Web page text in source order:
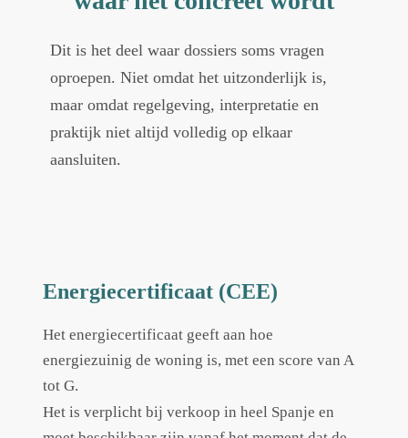
Dit is het deel waar dossiers soms vragen
oproepen. Niet omdat het uitzonderlijk is,
maar omdat regelgeving, interpretatie en
praktijk niet altijd volledig op elkaar
aansluiten.
Energiecertificaat (CEE)
Het energiecertificaat geeft aan hoe
energiezuinig de woning is, met een score van A
tot G.
Het is verplicht bij verkoop in heel Spanje en